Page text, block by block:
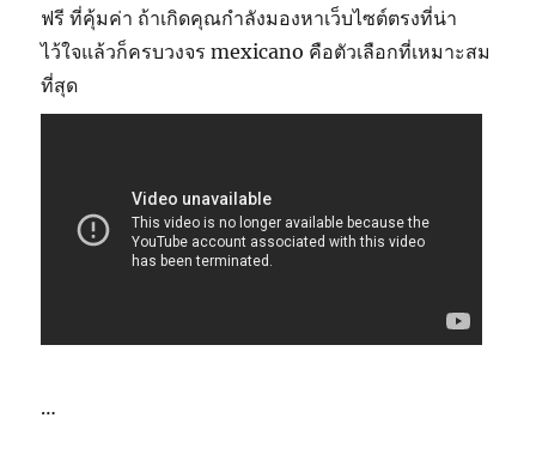
ฟรี ที่คุ้มค่า ถ้าเกิดคุณกำลังมองหาเว็บไซต์ตรงที่น่า
ไว้ใจแล้วก็ครบวงจร mexicano คือตัวเลือกที่เหมาะสม
ที่สุด
…